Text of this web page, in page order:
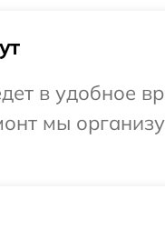
в удобное
мы